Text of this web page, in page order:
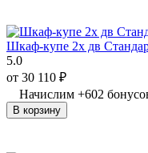
Шкаф-купе 2х дв
5.0
от 30 110 ₽
Начислим +602
В корзину